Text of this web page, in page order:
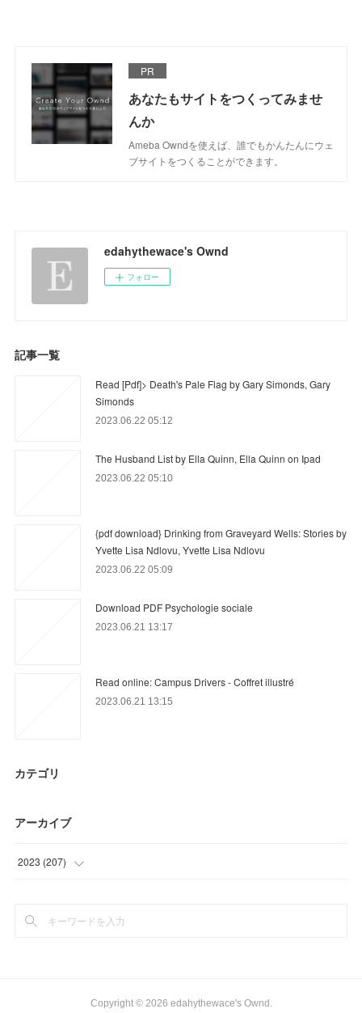
PR
あなたもサイトをつくってみませ
んか
Ameba Owndを使えば、誰でもかんたんにウェ
ブサイトをつくることができます。
edahythewace's Ownd
フォロー
記事一覧
Read [Pdf]> Death's Pale Flag by Gary Simonds, Gary
Simonds
2023.06.22 05:12
The Husband List by Ella Quinn, Ella Quinn on Ipad
2023.06.22 05:10
{pdf download} Drinking from Graveyard Wells: Stories by
Yvette Lisa Ndlovu, Yvette Lisa Ndlovu
2023.06.22 05:09
Download PDF Psychologie sociale
2023.06.21 13:17
Read online: Campus Drivers - Coffret illustré
2023.06.21 13:15
カテゴリ
アーカイブ
2023 (207)
(
Copyright © 2026 edahythewace's Ownd .